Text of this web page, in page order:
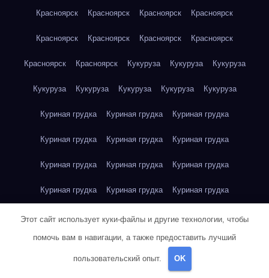
Красноярск Красноярск Красноярск Красноярск
Красноярск Красноярск Красноярск Красноярск
Красноярск Красноярск Кукуруза Кукуруза Кукуруза
Кукуруза Кукуруза Кукуруза Кукуруза Кукуруза
Куриная грудка Куриная грудка Куриная грудка
Куриная грудка Куриная грудка Куриная грудка
Куриная грудка Куриная грудка Куриная грудка
Куриная грудка Куриная грудка Куриная грудка
Куриная грудка Куриное яйцо Куриное яйцо
Куриное яйцо Куриное яйцо Куриное яйцо Куриное яйцо
Этот сайт использует куки-файлы и другие технологии, чтобы
помочь вам в навигации, а также предоставить лучший
пользовательский опыт. OK